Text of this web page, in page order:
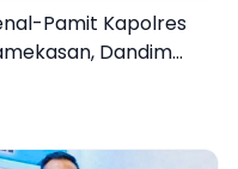
Pamit Kapolres
Dandim